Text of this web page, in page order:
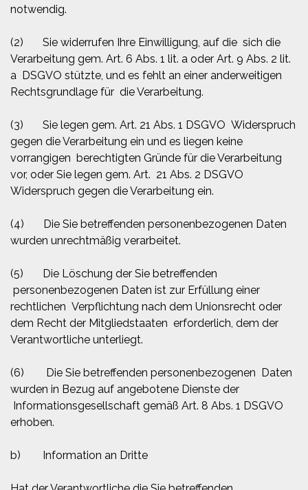
notwendig.
(2) Sie widerrufen Ihre Einwilligung, auf die sich die
Verarbeitung gem. Art. 6 Abs. 1 lit. a oder Art. 9 Abs. 2 lit.
a DSGVO stützte, und es fehlt an einer anderweitigen
Rechtsgrundlage für die Verarbeitung.
(3) Sie legen gem. Art. 21 Abs. 1 DSGVO Widerspruch
gegen die Verarbeitung ein und es liegen keine
vorrangigen berechtigten Gründe für die Verarbeitung
vor, oder Sie legen gem. Art. 21 Abs. 2 DSGVO
Widerspruch gegen die Verarbeitung ein.
(4) Die Sie betreffenden personenbezogenen Daten
wurden unrechtmäßig verarbeitet.
(5) Die Löschung der Sie betreffenden
personenbezogenen Daten ist zur Erfüllung einer
rechtlichen Verpflichtung nach dem Unionsrecht oder
dem Recht der Mitgliedstaaten erforderlich, dem der
Verantwortliche unterliegt.
(6) Die Sie betreffenden personenbezogenen Daten
wurden in Bezug auf angebotene Dienste der
Informationsgesellschaft gemäß Art. 8 Abs. 1 DSGVO
erhoben.
b) Information an Dritte